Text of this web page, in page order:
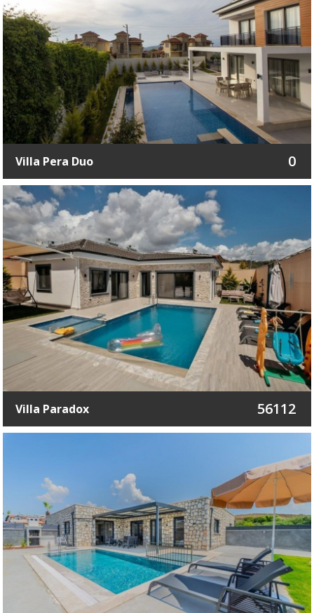
Villa Pera Duo 0
Villa Paradox 56112